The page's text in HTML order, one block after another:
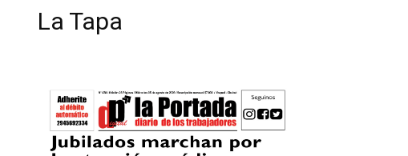
La Tapa